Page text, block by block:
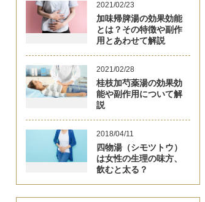
2021/02/23
加味帰脾湯の効果効能
とは？その特徴や副作
用とあわせて解説
2021/02/28
桂枝加芍薬湯の効果効
能や副作用について解
説
2018/04/11
四物湯（シモツトウ）
は女性の生理の味方、
飲むと太る？